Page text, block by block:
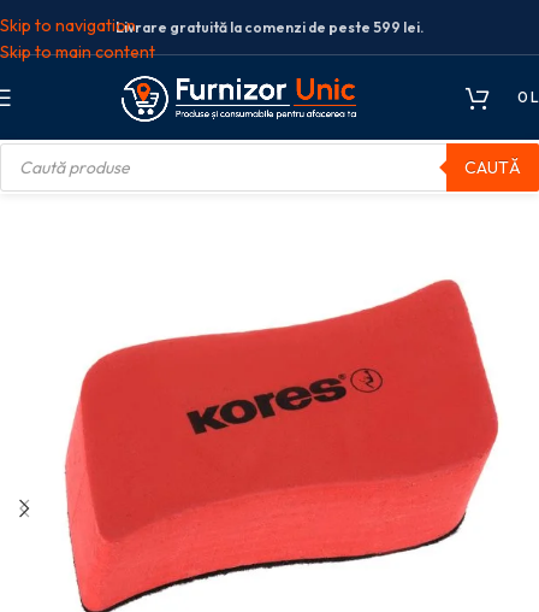
Skip to navigation
Skip to main content
Livrare gratuită la comenzi de peste 599 lei.
0
CAUTĂ
Accesorii prezentare